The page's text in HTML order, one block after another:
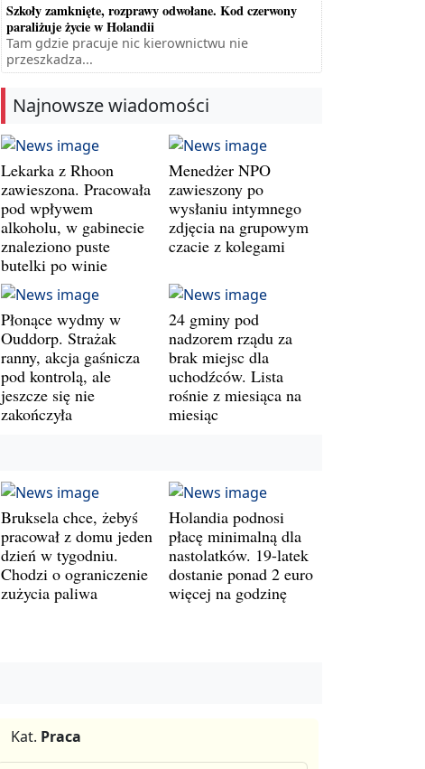
Szkoły zamknięte, rozprawy odwołane. Kod czerwony
paraliżuje życie w Holandii
Tam gdzie pracuje nic kierownictwu nie
przeszkadza...
Najnowsze wiadomości
Lekarka z Rhoon
zawieszona. Pracowała
pod wpływem
alkoholu, w gabinecie
znaleziono puste
butelki po winie
Menedżer NPO
zawieszony po
wysłaniu intymnego
zdjęcia na grupowym
czacie z kolegami
Płonące wydmy w
Ouddorp. Strażak
ranny, akcja gaśnicza
pod kontrolą, ale
jeszcze się nie
zakończyła
24 gminy pod
nadzorem rządu za
brak miejsc dla
uchodźców. Lista
rośnie z miesiąca na
miesiąc
Bruksela chce, żebyś
pracował z domu jeden
dzień w tygodniu.
Chodzi o ograniczenie
zużycia paliwa
Holandia podnosi
płacę minimalną dla
nastolatków. 19-latek
dostanie ponad 2 euro
więcej na godzinę
Kat. Praca